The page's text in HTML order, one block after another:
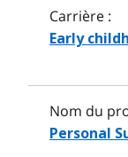
Carrière :
Early
Nom du
Personal